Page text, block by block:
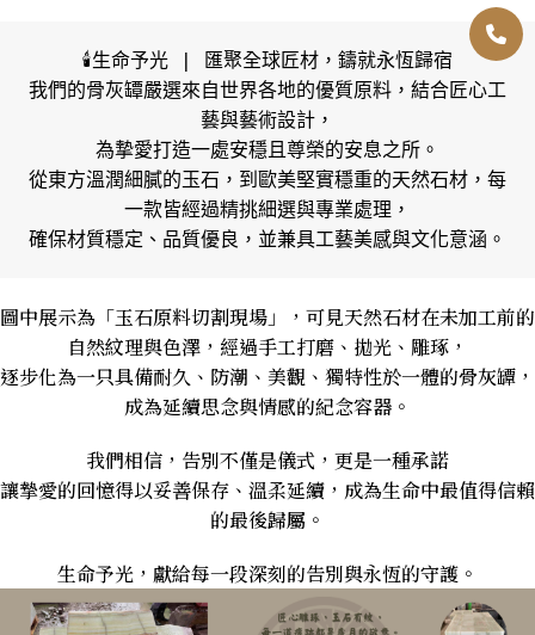
🕯️生命予光 | 匯聚全球匠材，鑄就永恆歸宿
我們的骨灰罈嚴選來自世界各地的優質原料，結合匠心工
藝與藝術設計，
為摯愛打造一處安穩且尊榮的安息之所。
從東方溫潤細膩的玉石，到歐美堅實穩重的天然石材，每
一款皆經過精挑細選與專業處理，
確保材質穩定、品質優良，並兼具工藝美感與文化意涵。
圖中展示為「玉石原料切割現場」，可見天然石材在未加工前的
自然紋理與色澤，經過手工打磨、拋光、雕琢，
逐步化為一只具備耐久、防潮、美觀、獨特性於一體的骨灰罈，
成為延續思念與情感的紀念容器。
我們相信，告別不僅是儀式，更是一種承諾
讓摯愛的回憶得以妥善保存、溫柔延續，成為生命中最值得信賴
的最後歸屬。
生命予光，獻給每一段深刻的告別與永恆的守護。